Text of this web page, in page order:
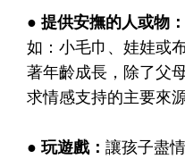
● 提供安撫的人或物：
如：小毛巾、娃娃或
著年齡成長，除了父
求情感支持的主要來源
● 玩遊戲： 讓孩子盡